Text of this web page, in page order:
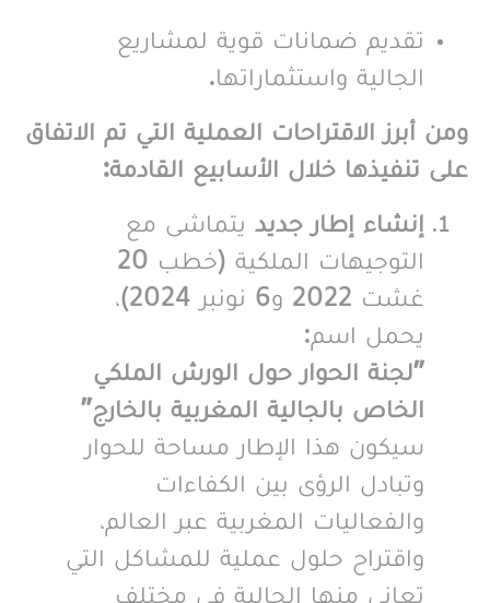
تقديم ضمانات قوية لمشاريع
الجالية واستثماراتها.
ومن أبرز الاقتراحات العملية التي تم الاتفاق
على تنفيذها خلال الأسابيع القادمة:
إنشاء إطار جديد يتماشى مع
التوجيهات الملكية (خطب 20
غشت 2022 و6 نونبر 2024)،
يحمل اسم:
"لجنة الحوار حول الورش الملكي
الخاص بالجالية المغربية بالخارج"
سيكون هذا الإطار مساحة للحوار
وتبادل الرؤى بين الكفاءات
والفعاليات المغربية عبر العالم،
واقتراح حلول عملية للمشاكل التي
تعاني منها الجالية في مختلف